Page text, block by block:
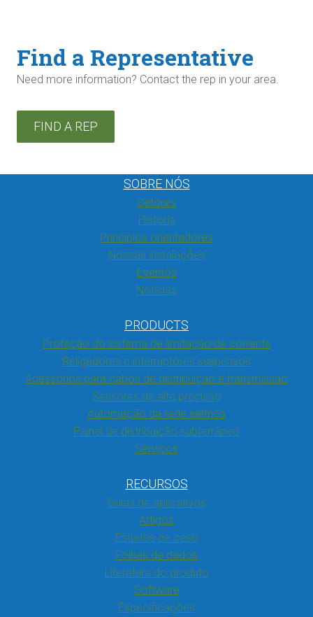
Find a Representative
Need more information? Contact the rep in your area.
FIND A REP
SOBRE NÓS
Setores
História
Princípios orientadores
Nossas instalações
Eventos
Notícias
PRODUCTS
Proteção do sistema de limitação de corrente
Religadores e interruptores suspensos
Acessórios para cabos de distribuição e transmissão
Sensores de alta precisão
Automação da rede elétrica
Painel de distribuição subterrâneo
Serviços
RECURSOS
Guias de aplicativos
Artigos
Estudos de caso
Folhas de dados
Literatura do produto
Software
Especificações